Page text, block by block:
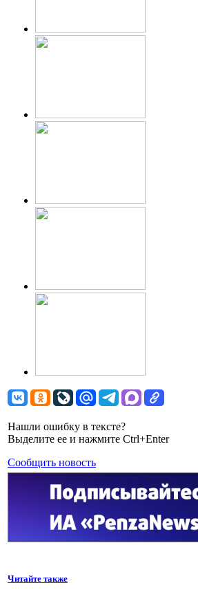
Нашли ошибку в тексте?
Выделите ее и нажмите Ctrl+Enter
Сообщить новость
Читайте также